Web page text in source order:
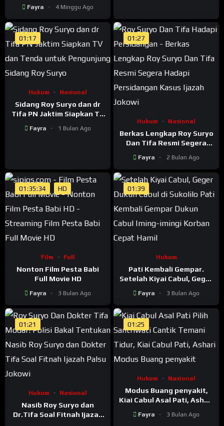
Tenar! kadernya Banyak
Jadi Maling
Fayra 4 Minggu Ago
01:17
Hukum Nasional
Sidang Roy Suryo dan dr
Tifa PN Jaktim Siapkan TV
Pengunjung Sidang Roy
Fayra 1 Bulan Ago
01:27
Hukum Nasional
Berkas Lengkap Roy Suryo
Dan Tifa Resmi Segera
Ijazah Jokowi
Fayra 2 Bulan Ago
01:35:34 HD
Film Full
Nonton Film Pesta Babi
Full Movie HD
Fayra 3 Bulan Ago
01:39
Hukum
Pati Kembali Gempar.
Setelah Kiyai Cabul, Geger
Iming-imingi Korban Cepat
Hamil, Pakai Ritual
Hubungan Bertiga
Fayra 3 Bulan Ago
01:21
Hukum Nasional
Nasib Roy Suryo dan
Dr.Tifa Soal Fitnah Ijazah
01:25
Hukum Nasional
Modus Buang penyakit,
Kiai Cabul Asal Pati, Ashari
Temani Tidur
Fayra 3 Bulan Ago